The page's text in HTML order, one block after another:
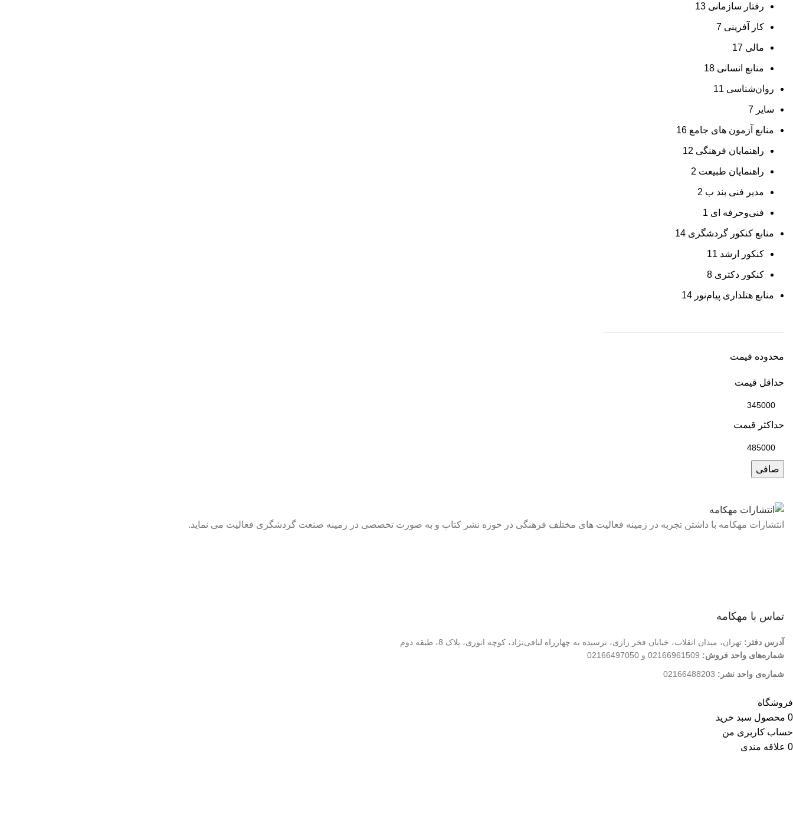
رفتار سازمانی 13
کار آفرینی 7
مالی 17
منابع انسانی 18
روان‌شناسی 11
سایر 7
منابع آزمون های جامع 16
راهنمایان فرهنگی 12
راهنمایان طبیعت 2
مدیر فنی بند ب 2
فنی‌وحرفه‌ ای 1
منابع کنکور گردشگری 14
کنکور ارشد 11
کنکور دکتری 8
منابع هتلداری پیام‌نور 14
محدوده قیمت
حداقل قیمت
حداكثر قيمت
صافی
انتشارات مهکامه با داشتن تجربه در زمینه فعالیت های مختلف فرهنگی در حوزه نشر کتاب و به صورت تخصصی در زمینه صنعت گردشگری فعالیت می نماید.
تماس با مهکامه
آدرس دفتر: تهران، میدان انقلاب، خیابان فخر رازی، نرسیده به چهارراه لبافی‌نژاد، کوچه انوری، پلاک 8، طبقه دوم
شماره‌های واحد فروش: 02166961509 و 02166497050
شماره‌‌ی واحد نشر:
فروشگاه
0 محصول سبد خرید
حساب کاربری من
0 علاقه مندی